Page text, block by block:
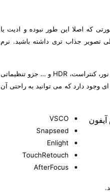
که اصلا این طور نبوده و ادیت یا
تصویر جذاب تری داشته باشید. نرم
شما می توانید پس از عکاسی، تصاویر منتخب تان را با استفاده از این نرم افزارها ادیت و ویرایش نمایید. تنظیم نور، کنتراست، HDR و … جزو تنظیماتی
وجود دارد که می توانید به راحتی آن
VSCO
Snapseed
Enlight
TouchRetouch
AfterFocus